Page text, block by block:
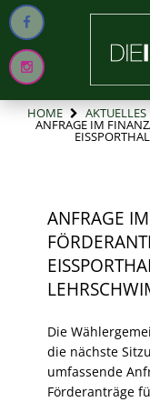
HOME AKTUELLES
ANFRAGE IM
ANFRAGE
Die
die nächste
umfassende
Förderanträge